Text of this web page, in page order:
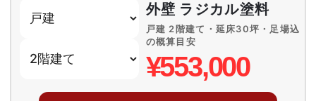
外壁 ラジカル塗料
戸建 2階建て・延床30坪・足場込
の概算目安
¥553,000